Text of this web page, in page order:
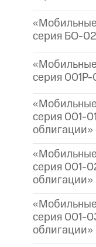
серия БО-02
серия 001P-
серия 001-
облигации»
серия 001-
облигации»
серия 001-
облигации»